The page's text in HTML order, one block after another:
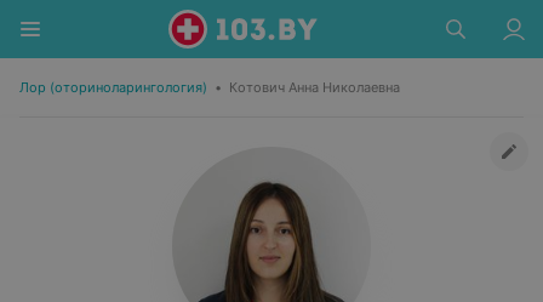
Лор (оториноларингология) • Котович Анна Николаевна